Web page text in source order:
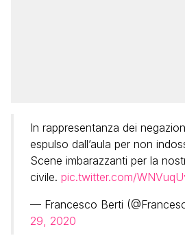
In rappresentanza dei
espulso dall’aula per non
Scene imbarazzanti per la
civile. pic.twitter.com/
— Francesco Berti
29, 2020